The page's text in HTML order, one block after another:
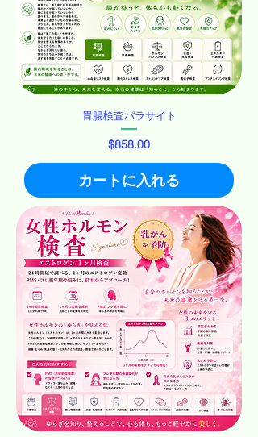
胃腸検査パラサイト
価格
$858.00
カートに入れる